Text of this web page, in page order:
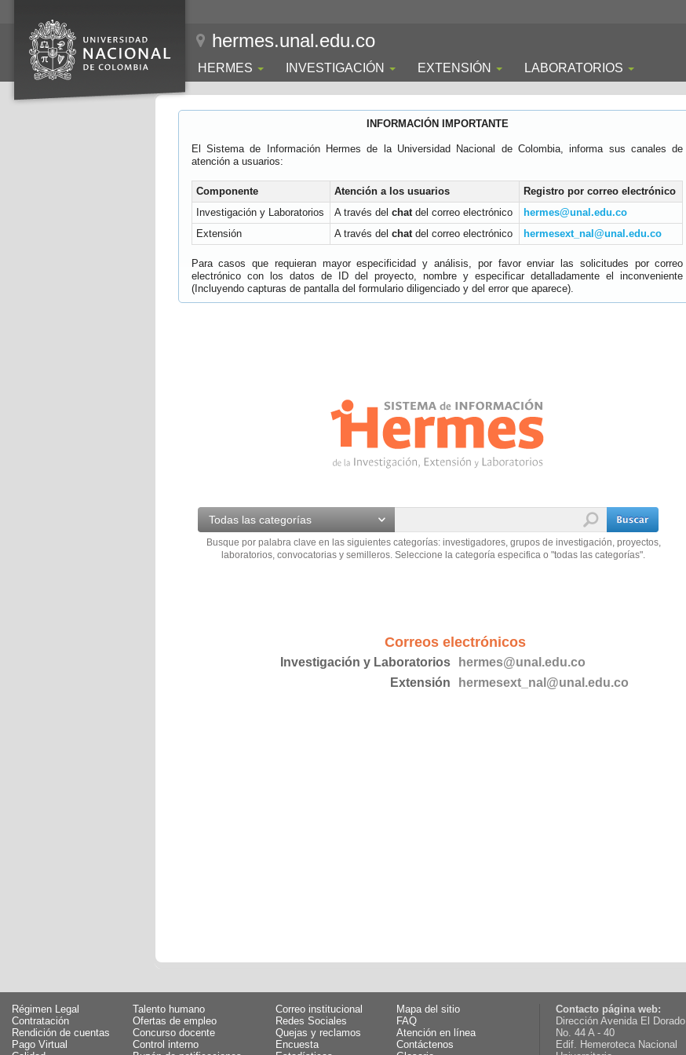
hermes.unal.edu.co
HERMES INVESTIGACIÓN EXTENSIÓN LABORATORIOS
INFORMACIÓN IMPORTANTE
El Sistema de Información Hermes de la Universidad Nacional de Colombia, informa sus canales de
atención a usuarios:
Componente Atención a los usuarios
Registro por correo electrónico
Investigación y Laboratorios
A través del chatdel correo electrónico
hermes@unal.edu.co
Extensión
A través del chatdel correo electrónico hermesext_nal@unal.edu.co
Para casos que requieran mayor especificidad y análisis, por favor enviar las solicitudes por correo
electrónico con los datos de ID del proyecto, nombre y especificar detalladamente el inconveniente
(Incluyendo capturas de pantalla del formulario diligenciado y del error que aparece).
Todas las categorías
Busque por palabra clave en las siguientes categorías: investigadores, grupos de investigación, proyectos,
laboratorios, convocatorias y semilleros. Seleccione la categoría especifica o "todas las categorías".
Correos electrónicos
Investigación y Laboratorios
hermes@unal.edu.co
Extensión
hermesext_nal@unal.edu.co
Régimen Legal
Talento humano
Contratación
Ofertas de empleo
Rendición de cuentas
Concurso docente
Pago Virtual
Control interno
Correo institucional
Mapa del sitio
Redes Sociales
FAQ
Quejas y reclamos
Atención en línea
Encuesta
Contáctenos
Contacto página web:
Dirección Avenida El Dorado
No. 44 A - 40
Edif. Hemeroteca Nacional